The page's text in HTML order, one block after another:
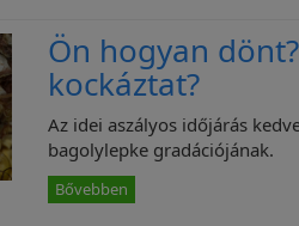
Ön hogyan
kockáztat?
Az idei aszályos időjárás
bagolylepke gradációjának.
Bővebben